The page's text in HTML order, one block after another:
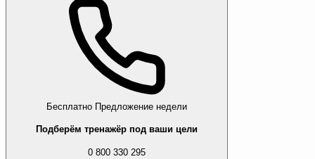
Бесплатно Предложение недели
Подберём тренажёр под ваши цели
0 800 330 295